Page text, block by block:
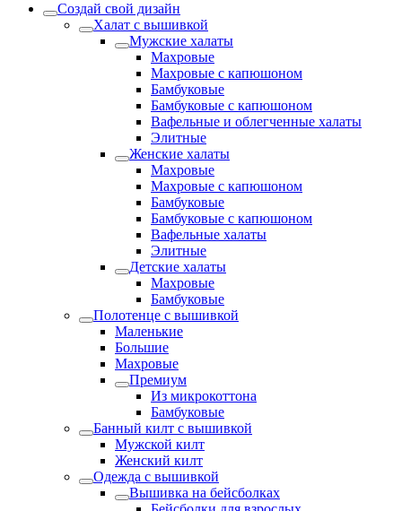
Создай свой дизайн
Халат с вышивкой
Мужские халаты
Махровые
Махровые с капюшоном
Бамбуковые
Бамбуковые с капюшоном
Вафельные и облегченные халаты
Элитные
Женские халаты
Махровые
Махровые с капюшоном
Бамбуковые
Бамбуковые с капюшоном
Вафельные халаты
Элитные
Детские халаты
Махровые
Бамбуковые
Полотенце с вышивкой
Маленькие
Большие
Махровые
Премиум
Из микрокоттона
Бамбуковые
Банный килт с вышивкой
Мужской килт
Женский килт
Одежда с вышивкой
Вышивка на бейсболках